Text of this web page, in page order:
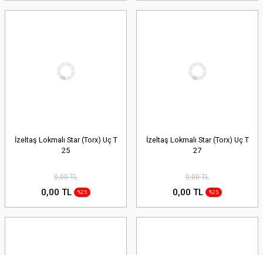
İzeltaş Lokmalı Star (Torx) Uç T
25
0,00 TL
0,00 TL %25
İzeltaş Lokmalı Star (Torx) Uç T
27
0,00 TL
0,00 TL %25